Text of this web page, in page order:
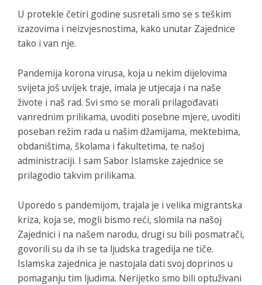
U protekle četiri godine susretali smo se s teškim
izazovima i neizvjesnostima, kako unutar Zajednice
tako i van nje.
Pandemija korona virusa, koja u nekim dijelovima
svijeta još uvijek traje, imala je utjecaja i na naše
živote i naš rad. Svi smo se morali prilagođavati
vanrednim prilikama, uvoditi posebne mjere, uvoditi
poseban režim rada u našim džamijama, mektebima,
obdaništima, školama i fakultetima, te našoj
administraciji. I sam Sabor Islamske zajednice se
prilagodio takvim prilikama.
Uporedo s pandemijom, trajala je i velika migrantska
kriza, koja se, mogli bismo reći, slomila na našoj
Zajednici i na našem narodu, drugi su bili posmatrači,
govorili su da ih se ta ljudska tragedija ne tiče.
Islamska zajednica je nastojala dati svoj doprinos u
pomaganju tim ljudima. Nerijetko smo bili optuživani